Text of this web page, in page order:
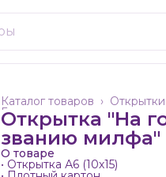
Каталог товаров ›
Главная
Открытка "На
званию милфа"
О товаре
• Открытка А6 (10х15)